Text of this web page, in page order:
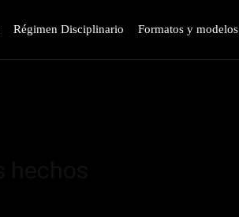
Régimen Disciplinario Formatos y modelos